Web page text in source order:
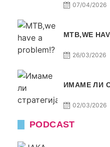
07/04/2026
МТВ,WE
26/03/2026
ИМАМЕ ЛИ
02/03/2026
PODCAST